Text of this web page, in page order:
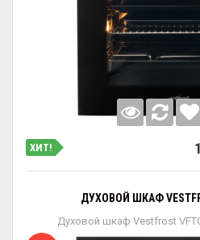
ХИТ!
ДУХОВОЙ ШКАФ
Духовой шкаф Vestfrost